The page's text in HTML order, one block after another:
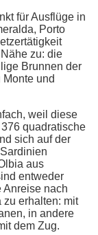
für Ausflüge in
Porto
zu: die
Brunnen der
und
weil diese
quadratische
sich auf der
aus
entweder
Anreise nach
zu erhalten: mit
in andere
dem Zug.